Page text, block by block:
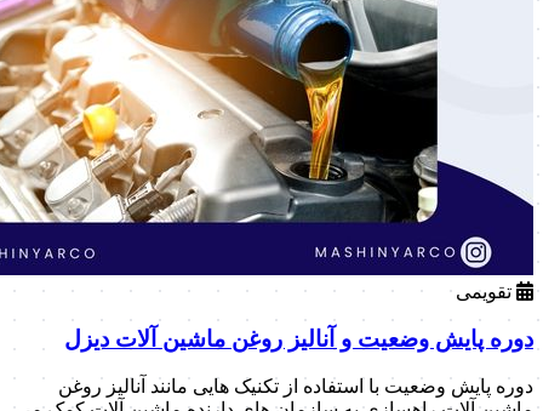
تقویمی
دوره پایش وضعیت و آنالیز روغن ماشین آلات دیزل
دوره پایش وضعیت با استفاده از تکنیک هایی مانند آنالیز روغن